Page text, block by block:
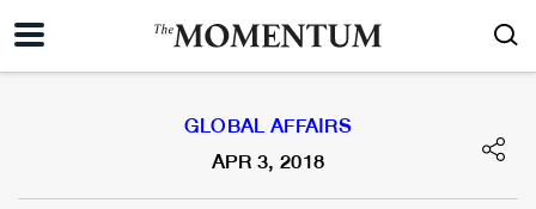
GLOBAL AFFAIRS
APR 3, 2018